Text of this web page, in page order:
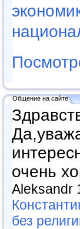
Общение на сайте
очень
Aleksandr
без